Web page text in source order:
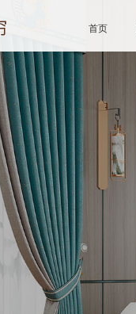
首页